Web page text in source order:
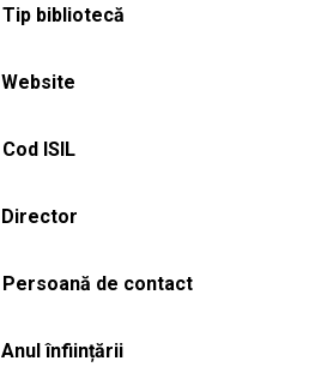
Tip bibliotecă
Website
Cod ISIL
Director
Persoană de contact
Anul înființării